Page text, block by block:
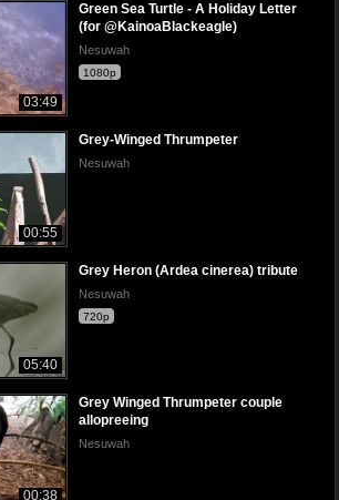
03:49
Green Sea Turtle - A Holiday Letter
(for @KainoaBlackeagle)
Nesuwah
1080p
00:55
Grey-Winged Thrumpeter
Nesuwah
05:40
Grey Heron (Ardea cinerea) tribute
Nesuwah
720p
00:38
Grey Winged Thrumpeter couple
allopreeing
Nesuwah